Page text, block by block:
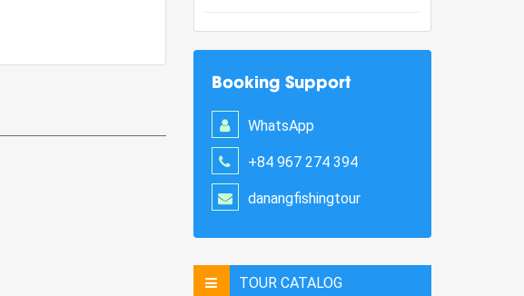
Booking Support
WhatsApp
+84 967 274 394
danangfishingtour
TOUR CATALOG